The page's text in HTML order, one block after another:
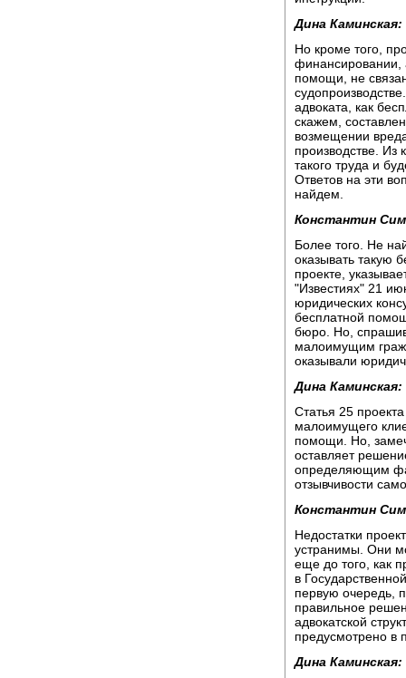
Дина Каминская:
Но кроме того,
финансировании,
помощи, не
адвоката, как
скажем,
возмещении
производстве. Из
такого труда и
Ответов на эти
найдем.
Константин
Более того. Не
оказывать такую
проекте,
"Известиях" 21
юридических
бесплатной
бюро. Но,
малоимущим
оказывали
Дина Каминская:
Статья 25
малоимущего
помощи. Но,
оставляет
определяющим
отзывчивости
Константин
Недостатки
устранимы. Они
еще до того, как
в
первую очередь,
правильное
адвокатской
предусмотрено в
Дина Каминская: